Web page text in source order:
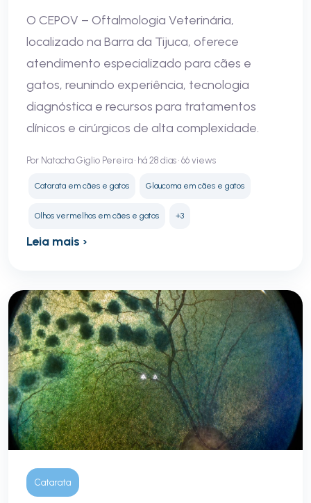
O CEPOV – Oftalmologia Veterinária,
localizado na Barra da Tijuca, oferece
atendimento especializado para cães e
gatos, reunindo experiência, tecnologia
diagnóstica e recursos para tratamentos
clínicos e cirúrgicos de alta complexidade.
Por Natacha Giglio Pereira • há 28 dias • 66 views
Catarata em cães e gatos Glaucoma em cães e gatos
Olhos vermelhos em cães e gatos +3
Leia mais ›
Catarata